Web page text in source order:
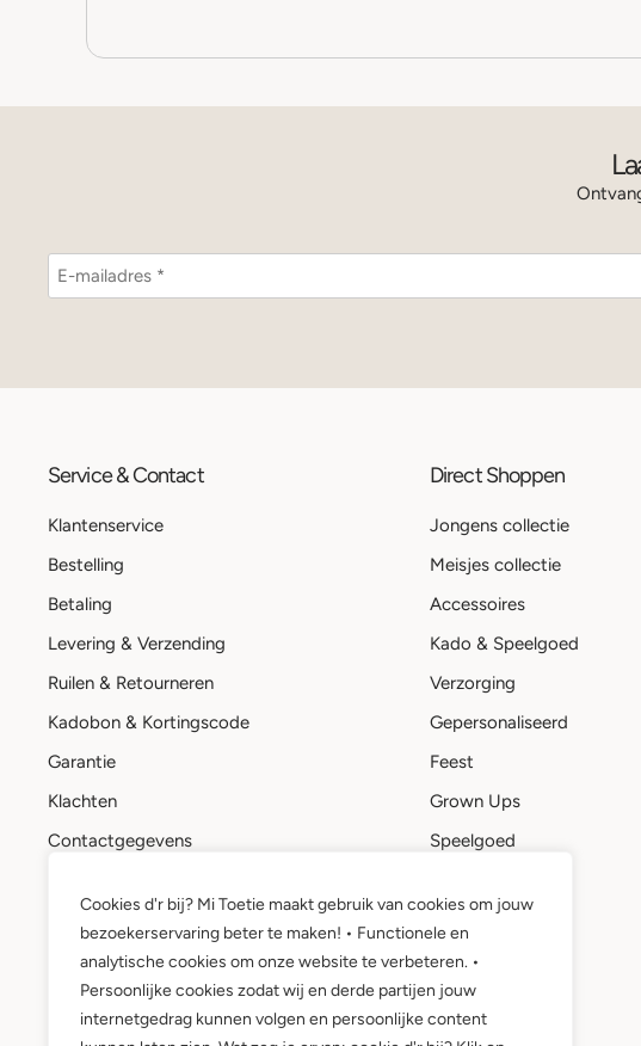
Cookies d'r bij? Mi Toetie maakt gebruik van cookies om jouw
bezoekerservaring beter te maken! • Functionele en
analytische cookies om onze website te verbeteren. •
Persoonlijke cookies zodat wij en derde partijen jouw
internetgedrag kunnen volgen en persoonlijke content
Service & Contact
Klantenservice
Bestelling
Betaling
Levering & Verzending
Ruilen & Retourneren
Kadobon & Kortingscode
Garantie
Klachten
Contactgegevens
Mi Toetie account
Wie is Mi Toetie?
Direct Shoppen
Jongens collectie
Meisjes collectie
Accessoires
Kado & Speelgoed
Verzorging
Gepersonaliseerd
Feest
Grown Ups
Speelgoed